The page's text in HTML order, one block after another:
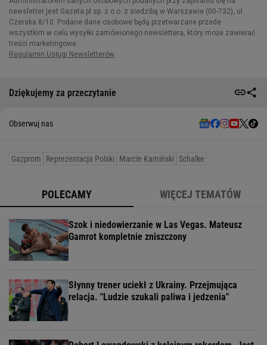
Dziękujemy za przeczytanie
Obserwuj nas
Gazprom Reprezentacja Polski Marcin Kamiński Schalke
POLECAMY WIĘCEJ TEMATÓW
Szok i niedowierzanie w Las Vegas. Mateusz
Gamrot kompletnie zniszczony
Słynny trener uciekł z Ukrainy. Przejmująca
relacja. "Ludzie szukali paliwa i jedzenia"